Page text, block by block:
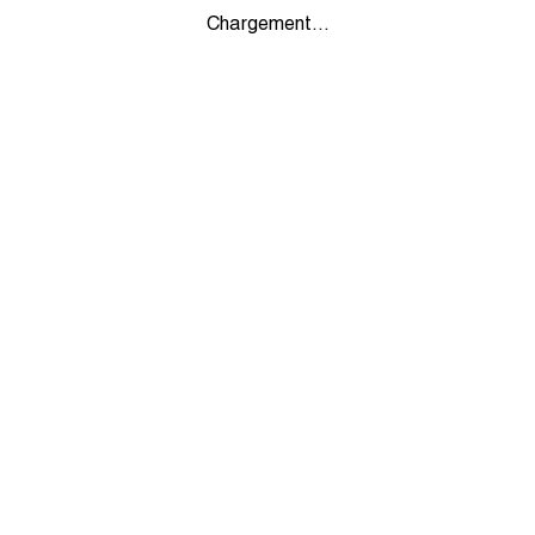
Chargement...